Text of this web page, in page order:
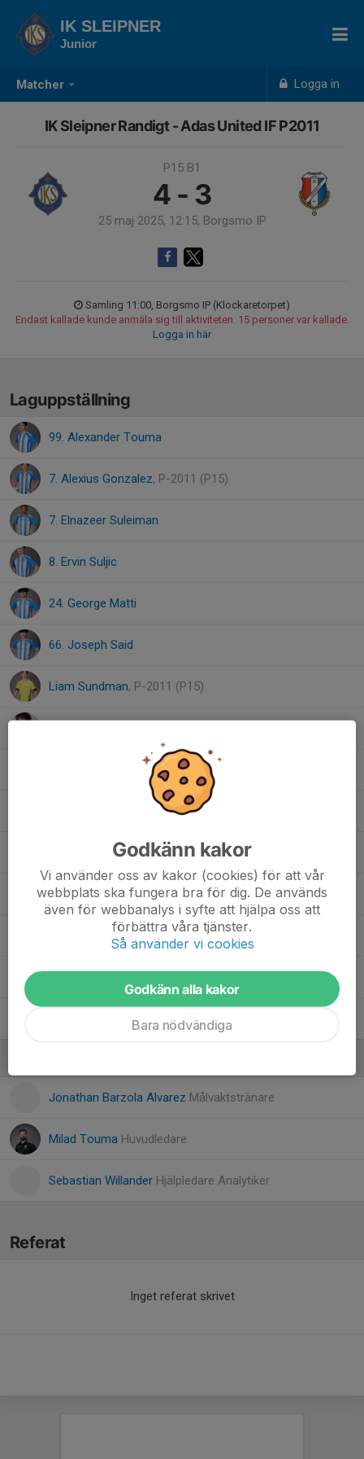
Matcher Logga in
IK SLEIPNER
Junior
IK Sleipner Randigt - Adas United IF P2011
P15 B1
4 - 3
25 maj 2025, 12:15, Borgsmo IP
Samling 11:00, Borgsmo IP (Klockaretorpet)
Endast kallade kunde anmäla sig till aktiviteten. 15 personer var kallade.
Logga in här
Laguppställning
99. Alexander Touma
7. Alexius Gonzalez, P-2011 (P15)
7. Elnazeer Suleiman
8. Ervin Suljic
24. George Matti
66. Joseph Said
Liam Sundman, P-2011 (P15)
47. Melvin Mesetovic
3. Niklas Barzola
4. Sakariye Ridwan
19. Tesfahiwet Efreom
10. Yohanna Issa
Jonathan Barzola Alvarez Målvaktstränare
Milad Touma Huvudledare
Sebastian Willander Hjälpledare Analytiker
Referat
Inget referat skrivet
Godkänn kakor
Vi använder oss av kakor (cookies) för att vår
webbplats ska fungera bra för dig. De används
även för webbanalys i syfte att hjälpa oss att
förbättra våra tjänster.
Så använder vi cookies
Godkänn alla kakor
Bara nödvändiga